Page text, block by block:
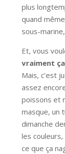
plus
quand
sous-
Et, vous
vraiment ça
Mais, c’est
assez
poissons et
masque, un
dimanche
les
ce que ça